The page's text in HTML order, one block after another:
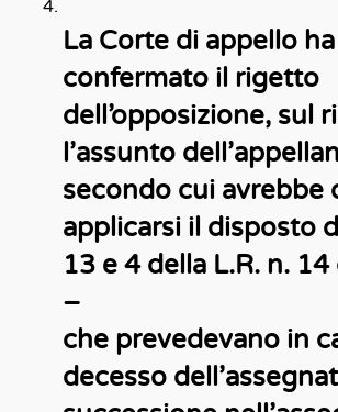
La Corte di appello ha
confermato il rigetto
dell’opposizione, sul
l’assunto
secondo cui avrebbe
applicarsi il disposto
13 e 4 della L.R. n.
–
che prevedevano in
decesso